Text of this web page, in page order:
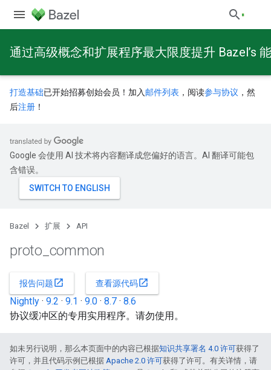
通过高级概念和扩展程序最大限度提升 Bazel’s
打造基础已开始招募创始会员！加入 邮件列表 ，阅读参与协议 ，然
后注册 ！
Google 会使用 AI 技术将内容翻译成您偏好的语言。AI 翻译可能包
含错误。
Bazel 扩展 API
proto common
报告问题open_in_new 查看源代码open_in_new
Nightly · 9.2 · 9.1 · 9.0 · 8.7 · 8.6
协议缓冲区的专用实用程序。请勿使用。
如未另行说明，那么本页面中的内容已根据知识共享署名 4.0 许可获得了
许可，并且代码示例已根据 Apache 2.0 许可获得了许可。有关详情，请